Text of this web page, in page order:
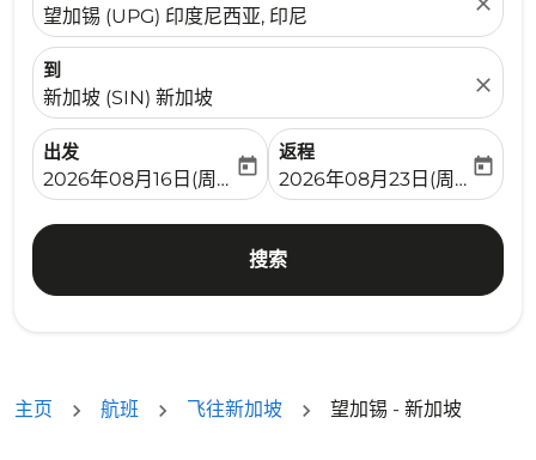
望加锡 (UPG) 印度尼西亚, 印尼
到
新加坡 (SIN) 新加坡
close
出发
fc-booking-departure-date-aria-label
2026年08月16日(周日)
today
返程
fc-booking-return-date-
2026年08月23日(周日)
today
搜索
主页 航班 飞往新加坡 望加锡 - 新加坡